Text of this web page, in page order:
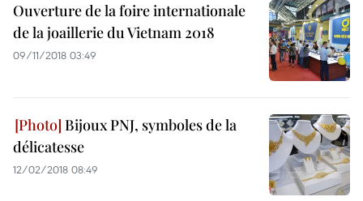
Ouverture de la foire internationale
de la joaillerie du Vietnam 2018
09/11/2018 03:49
Bijoux PNJ, symboles de la
délicatesse
12/02/2018 08:49